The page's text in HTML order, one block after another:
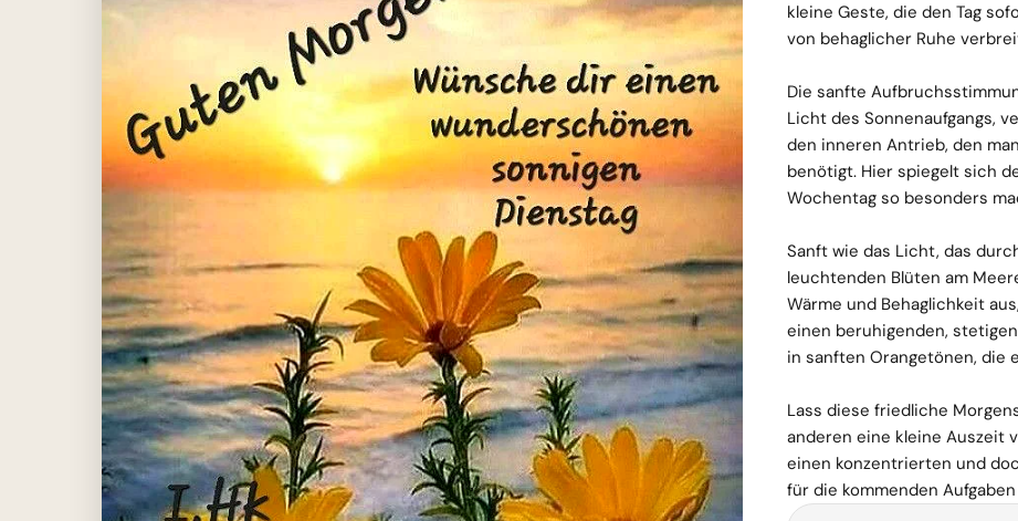
kleine Geste, die den Tag
von behaglicher Ruhe
Die sanfte
Licht des Sonnenaufgangs,
den inneren Antrieb, den
benötigt. Hier spiegelt sich
Wochentag so besonders
Sanft wie das Licht, das
leuchtenden Blüten am
Wärme und Behaglichkeit
einen beruhigenden,
in sanften Orangetönen, die
Lass diese friedliche
anderen eine kleine Auszeit
einen konzentrierten und
für die kommenden